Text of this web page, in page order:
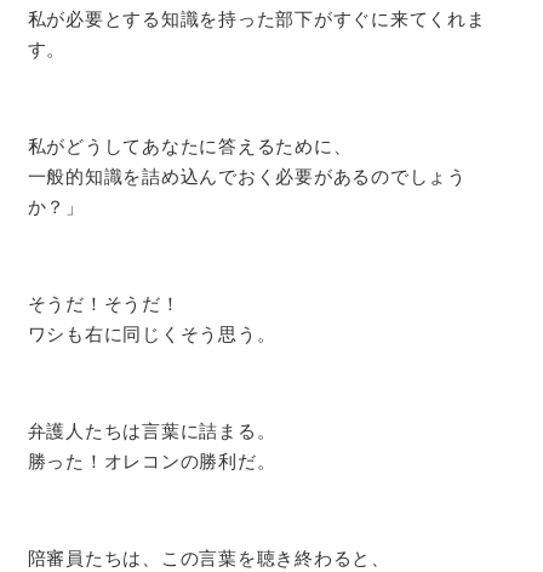
私が必要とする知識を持った部下がすぐに来てくれま
す。
私がどうしてあなたに答えるために、
一般的知識を詰め込んでおく必要があるのでしょう
か？」
そうだ！そうだ！
ワシも右に同じくそう思う。
弁護人たちは言葉に詰まる。
勝った！オレコンの勝利だ。
陪審員たちは、この言葉を聴き終わると、